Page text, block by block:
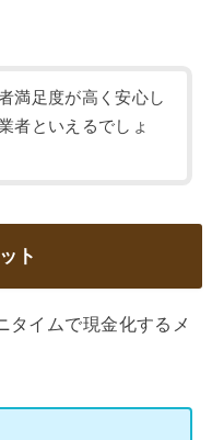
満足度が高く安心し
者といえるでしょ
ト
タイムで現金化するメ